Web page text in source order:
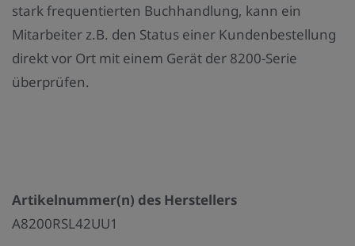
stark frequentierten Buchhandlung, kann ein
Mitarbeiter z.B. den Status einer Kundenbestellung
direkt vor Ort mit einem Gerät der 8200-Serie
überprüfen.
Artikelnummer(n) des Herstellers
A8200RSL42UU1